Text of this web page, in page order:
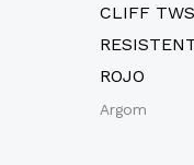
CLIFF
ROJO
Argom